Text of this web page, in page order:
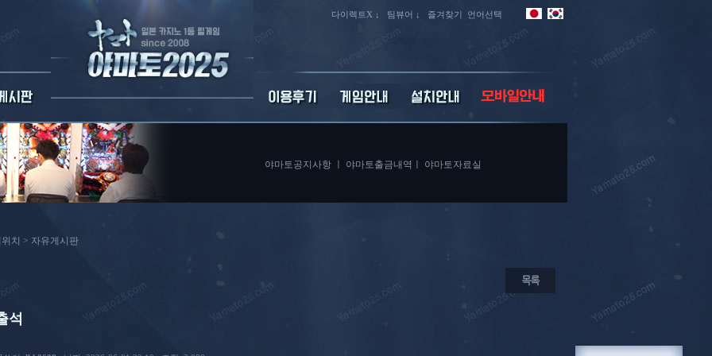
다이렉트X ↓ 팀뷰어 ↓ 즐겨찾기 언어선택
야마토공지사항ㅣ 야마토출금내역 야마토자료실
치 > 자유게시판
석